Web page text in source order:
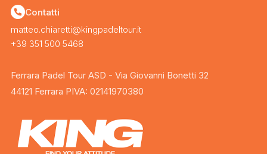
Contatti
matteo.chiaretti@kingpadeltour.it
+39 351 500 5468
Ferrara Padel Tour ASD - Via Giovanni Bonetti 32
44121 Ferrara PIVA: 02141970380